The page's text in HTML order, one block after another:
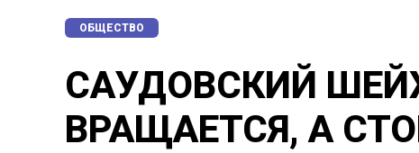
ОБЩЕСТВО
САУДОВСКИЙ
ВРАЩАЕТСЯ, А